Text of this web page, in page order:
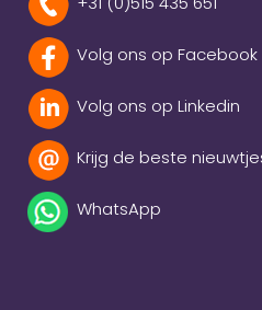
Volg ons op Facebook
Volg ons op Linkedin
Krijg de beste
WhatsApp